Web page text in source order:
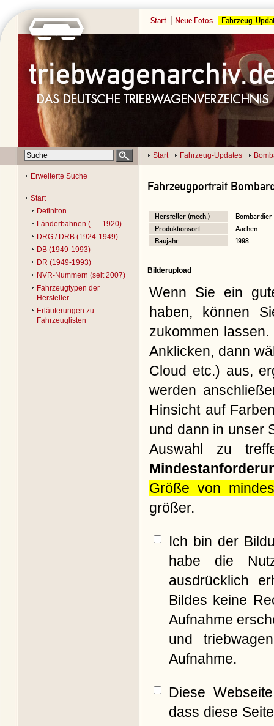
Start Neue Fotos Fahrzeug-
Start Fahrzeug-Updates
Erweiterte Suche
Start
Definiton
Länderbahnen (... - 1920)
DRG / DRB (1924-1949)
DB (1949-1993)
DR (1949-1993)
NVR-Nummern (seit 2007)
Fahrzeugtypen der
Hersteller
Erläuterungen zu
Fahrzeuglisten
Fahrzeugportrait
Hersteller (mech.)
Bombardier
Produktionsort
Aachen
Baujahr
1998
Bilderupload
Wenn Sie ein
haben, können
zukommen
Anklicken, dann
Cloud etc.) aus,
werden
Hinsicht auf
und dann in unser
Auswahl zu
Größe von
größer.
Ich bin der
habe die
ausdrücklich
Bildes keine
Aufnahme
und
Aufnahme.
Diese
dass diese